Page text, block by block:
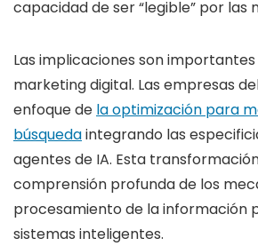
capacidad de ser “legible” por las
Las implicaciones son
marketing digital. Las empresas
enfoque de la optimización para
búsquedaintegrando las
agentes de IA. Esta
comprensión profunda de los
procesamiento de la información
sistemas inteligentes.